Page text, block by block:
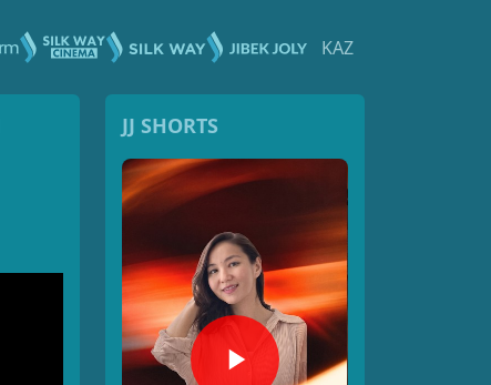
KAZ
JJ SHORTS